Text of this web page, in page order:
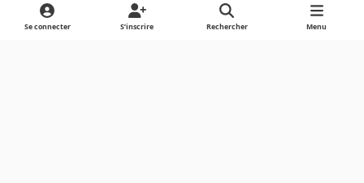
Partager
Se connecter S’inscrire Rechercher Menu